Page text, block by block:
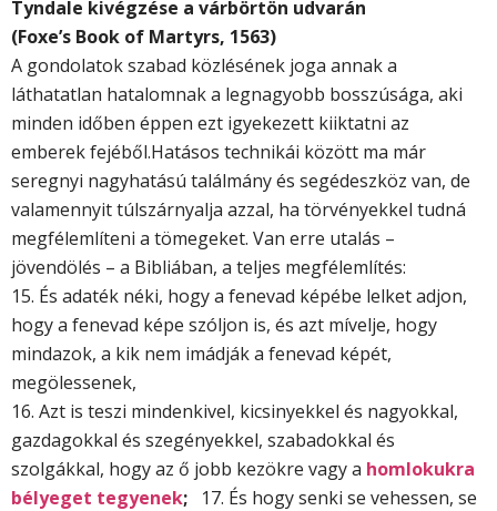
Tyndale kivégzése a várbörtön udvarán
(Foxe’s Book of Martyrs, 1563)
A gondolatok szabad közlésének joga annak a
láthatatlan hatalomnak a legnagyobb bosszúsága, aki
minden időben éppen ezt igyekezett kiiktatni az
emberek fejéből.Hatásos technikái között ma már
seregnyi nagyhatású találmány és segédeszköz van, de
valamennyit túlszárnyalja azzal, ha törvényekkel tudná
megfélemlíteni a tömegeket. Van erre utalás –
jövendölés – a Bibliában, a teljes megfélemlítés:
15. És adaték néki, hogy a fenevad képébe lelket adjon,
hogy a fenevad képe szóljon is, és azt mívelje, hogy
mindazok, a kik nem imádják a fenevad képét,
megölessenek,
16. Azt is teszi mindenkivel, kicsinyekkel és nagyokkal,
gazdagokkal és szegényekkel, szabadokkal és
szolgákkal, hogy az ő jobb kezökre vagy a homlokukra
bélyeget tegyenek;
17. És hogy senki se vehessen, se